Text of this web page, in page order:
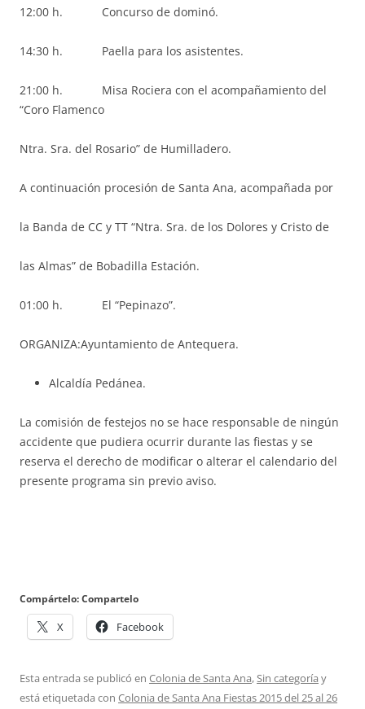
12:00 h. Concurso de dominó.
14:30 h. Paella para los asistentes.
21:00 h. Misa Rociera con el acompañamiento del
“Coro Flamenco
Ntra. Sra. del Rosario” de Humilladero.
A continuación procesión de Santa Ana, acompañada por
la Banda de CC y TT “Ntra. Sra. de los Dolores y Cristo de
las Almas” de Bobadilla Estación.
01:00 h. El “Pepinazo”.
ORGANIZA:Ayuntamiento de Antequera.
Alcaldía Pedánea.
La comisión de festejos no se hace responsable de ningún
accidente que pudiera ocurrir durante las fiestas y se
reserva el derecho de modificar o alterar el calendario del
presente programa sin previo aviso.
Compártelo: Compartelo
X Facebook
Esta entrada se publicó en Colonia de Santa Ana,Sin categoría y
está etiquetada con Colonia de Santa Ana Fiestas 2015 del 25 al 26